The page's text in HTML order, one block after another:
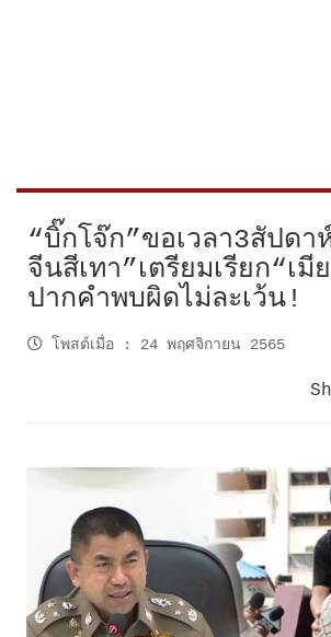
“บิ๊กโจ๊ก”ขอเวลา3สัปด
จีนสีเทา”เตรียมเรียก“เ
ปากคำพบผิดไม่ละเว้น!
โพสต์เมื่อ : 24 พฤศจิกายน 2565